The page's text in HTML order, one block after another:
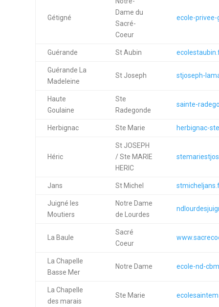
Gétigné
Dame du
Sacré-
Coeur
ecole-
Guérande St Aubin
Guérande La
Madeleine
St Joseph stjoseph-
Haute
Goulaine
Ste
Radegonde
sainte-
Herbignac Ste Marie herbignac-
Héric
St JOSEPH
/ Ste MARIE
HERIC
Jans St Michel
Juigné les
Moutiers
Notre Dame
de Lourdes
La Baule
Sacré
Coeur
La Chapelle
Basse Mer
Notre Dame ecole-nd-
La Chapelle
des marais
Ste Marie